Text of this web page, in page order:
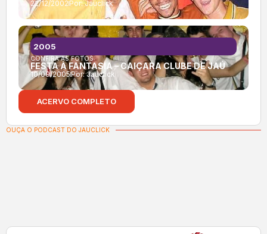
22/12/2002 Por:Jauclick
CONFIRA AS FOTOS:
FESTA À FANTASIA – CAIÇARA CLUBE DE JAÚ
10/09/2005Por:Jauclick
2005
ACERVO COMPLETO
OUÇA O PODCAST DO JAUCLICK